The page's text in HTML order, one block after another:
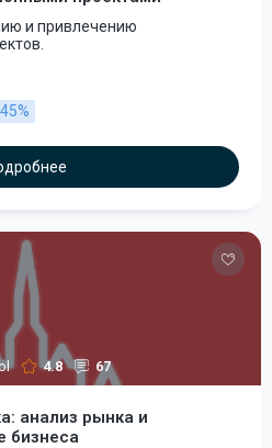
и привлечению
45%
4.8 67
анализ рынка и
бизнеса